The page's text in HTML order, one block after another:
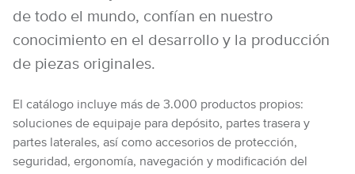
de todo el mundo, confían en nuestro
conocimiento en el desarrollo y la producción
de piezas originales.
El catálogo incluye más de 3.000 productos propios:
soluciones de equipaje para depósito, partes trasera y
partes laterales, así como accesorios de protección,
seguridad, ergonomía, navegación y modificación del